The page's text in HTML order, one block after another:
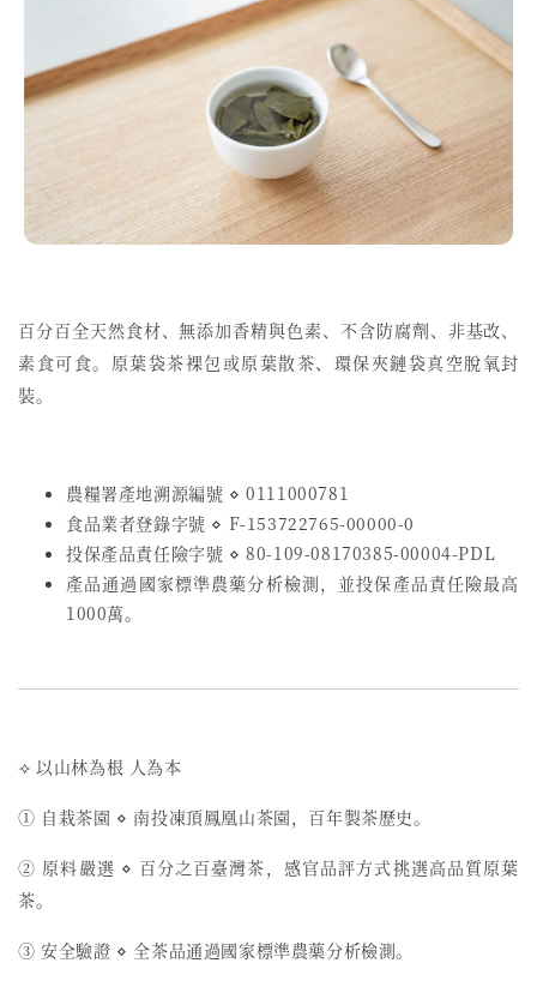
百分百全天然食材、無添加香精與色素、不含防腐劑、非基改、
素食可食。原葉袋茶裸包或原葉散茶、環保夾鏈袋真空脫氧封
裝。
農糧署產地溯源編號 ⋄ 0111000781
食品業者登錄字號 ⋄ F-153722765-00000-0
投保產品責任險字號 ⋄80-109-08170385-00004-PDL
產品通過國家標準農藥分析檢測，並投保產品責任險最高
1000萬。
⟢ 以山林為根 人為本
① 自栽茶園 ⋄ 南投凍頂鳳凰山茶園，百年製茶歷史。
② 原料嚴選 ⋄ 百分之百臺灣茶，感官品評方式挑選高品質原葉
茶。
③ 安全驗證 ⋄ 全茶品通過國家標準農藥分析檢測。